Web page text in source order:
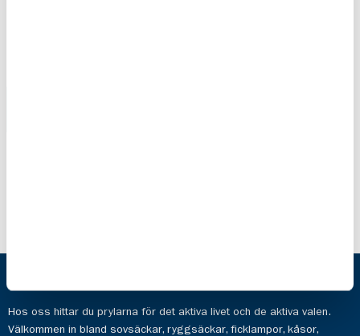
Hos oss hittar du prylarna för det aktiva livet och de aktiva valen.
Välkommen in bland sovsäckar, ryggsäckar, ficklampor, kåsor,